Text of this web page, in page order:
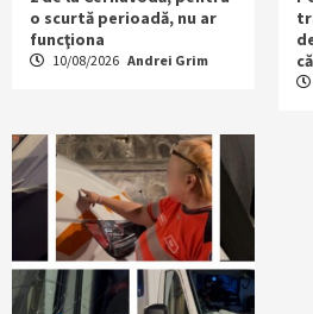
o scurtă perioadă, nu ar
funcţiona
10/08/2026 Andrei Grim